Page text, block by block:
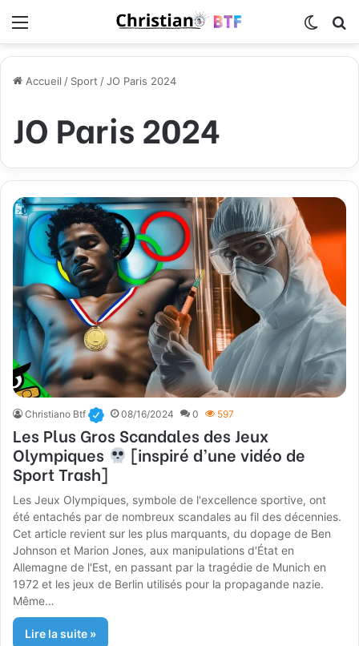
Accueil / Sport /JO Paris 2024
JO Paris 2024
Christiano Btf 08/16/2024 0 597
Les Plus Gros Scandales des Jeux
Olympiques
[inspiré d’une vidéo de
Sport Trash]
Les Jeux Olympiques, symbole de l'excellence sportive, ont
été entachés par de nombreux scandales au fil des décennies.
Cet article revient sur les plus marquants, du dopage de Ben
Johnson et Marion Jones, aux manipulations d'État en
Allemagne de l'Est, en passant par la tragédie de Munich en
1972 et les jeux de Berlin utilisés pour la propagande nazie.
Même…
Lire la suite »